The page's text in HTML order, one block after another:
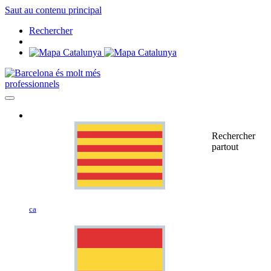
Saut au contenu principal
Rechercher
professionnels
ca
Rechercher
partout